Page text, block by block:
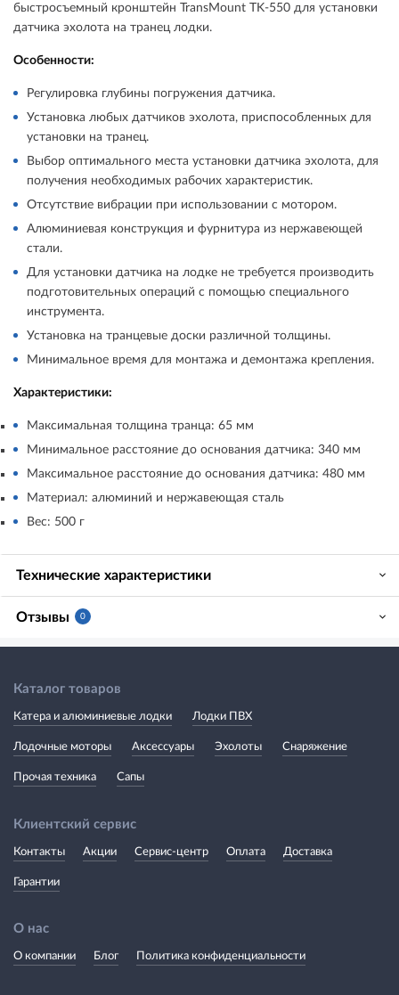
быстросъемный кронштейн TransMount TK-550 для установки
датчика эхолота на транец лодки.
Особенности:
Регулировка глубины погружения датчика.
Установка любых датчиков эхолота, приспособленных для
установки на транец.
Выбор оптимального места установки датчика эхолота, для
получения необходимых рабочих характеристик.
Отсутствие вибрации при использовании с мотором.
Алюминиевая конструкция и фурнитура из нержавеющей
стали.
Для установки датчика на лодке не требуется производить
подготовительных операций с помощью специального
инструмента.
Установка на транцевые доски различной толщины.
Минимальное время для монтажа и демонтажа крепления.
Характеристики:
Максимальная толщина транца: 65 мм
Минимальное расстояние до основания датчика: 340 мм
Максимальное расстояние до основания датчика: 480 мм
Материал: алюминий и нержавеющая сталь
Вес: 500 г
Технические характеристики
Отзывы 0
Каталог товаров
Катера и алюминиевые лодки Лодки ПВХ
Лодочные моторы Аксессуары Эхолоты Снаряжение
Прочая техника Сапы
Клиентский сервис
Контакты Акции Сервис-центр Оплата Доставка
Гарантии
О нас
О компании Блог Политика конфиденциальности